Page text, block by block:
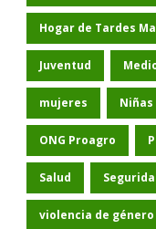
Hogar de Tardes
Juventud
mujeres Niñas
ONG Proagro
Salud
violencia de género